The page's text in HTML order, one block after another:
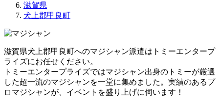
滋賀県
犬上郡甲良町
滋賀県犬上郡甲良町へのマジシャン派遣はトミーエンタープ
ライズにお任せください。
トミーエンタープライズではマジシャン出身のトミーが厳選
した超一流のマジシャンを一堂に集めました。 実績のあるプ
ロマジシャンが、イベントを盛り上げに伺います！